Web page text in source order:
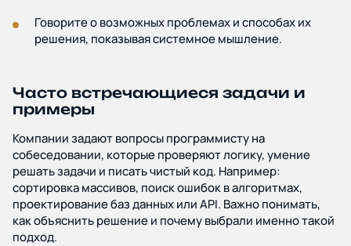
Говорите о возможных проблемах и способах их
решения, показывая системное мышление.
Часто встречающиеся задачи и
примеры
Компании задают вопросы программисту на
собеседовании, которые проверяют логику, умение
решать задачи и писать чистый код. Например:
сортировка массивов, поиск ошибок в алгоритмах,
проектирование баз данных или API. Важно понимать,
как объяснить решение и почему выбрали именно такой
подход.